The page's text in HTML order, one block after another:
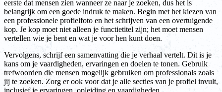
eerste dat mensen zien wanneer ze naar je zoeken, dus het is
belangrijk om een goede indruk te maken. Begin met het kiezen van
een professionele profielfoto en het schrijven van een overtuigende
kop. Je kop moet niet alleen je functietitel zijn; het moet mensen
vertellen wie je bent en wat je voor hen kunt doen.
Vervolgens, schrijf een samenvatting die je verhaal vertelt. Dit is je
kans om je vaardigheden, ervaringen en doelen te tonen. Gebruik
trefwoorden die mensen mogelijk gebruiken om professionals zoals
jij te zoeken. Zorg er ook voor dat je alle secties van je profiel invult,
inclusief je ervaringen, opleiding en vaardigheden.